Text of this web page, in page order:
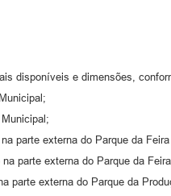
disponíveis e dimensões,
parte externa do Parque da
parte externa do Parque da
parte externa do Parque da